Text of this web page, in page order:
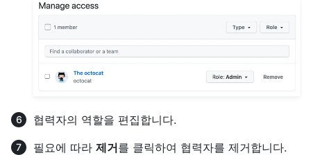
협력자의 역할을 편집합니다.
필요에 따라 제거를 클릭하여 협력자를 제거합니다.